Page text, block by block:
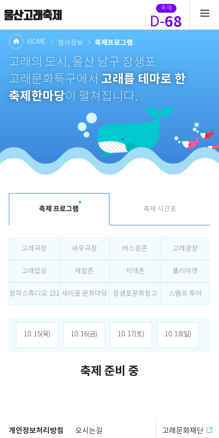
축제
D-68
HOME 행사정보 축제프로그램
고래의 도시, 울산 남구 장생포
고래문화특구에서 고래를 테마로 한
축제한마당이 펼쳐집니다.
축제 프로그램 축제 시간표
고래극장 새우극장 버스킹존 고래광장
고래밥상 체험존 치맥존 플리마켓
창작스튜디오 131 새미골 문화마당 장생포문화창고 스탬프 투어
10. 15(목) 10. 16(금) 10. 17(토) 10. 18(일)
축제 준비 중
개인정보처리방침 오시는길 고래문화재단